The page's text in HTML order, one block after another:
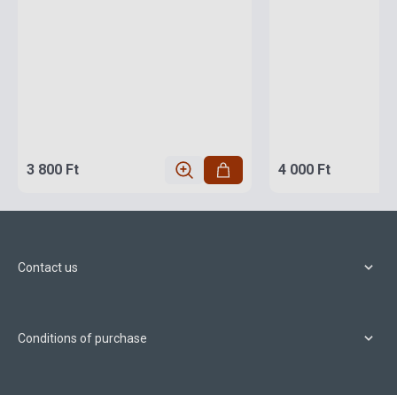
3 800 Ft 4 000 Ft
Contact us
Conditions of purchase